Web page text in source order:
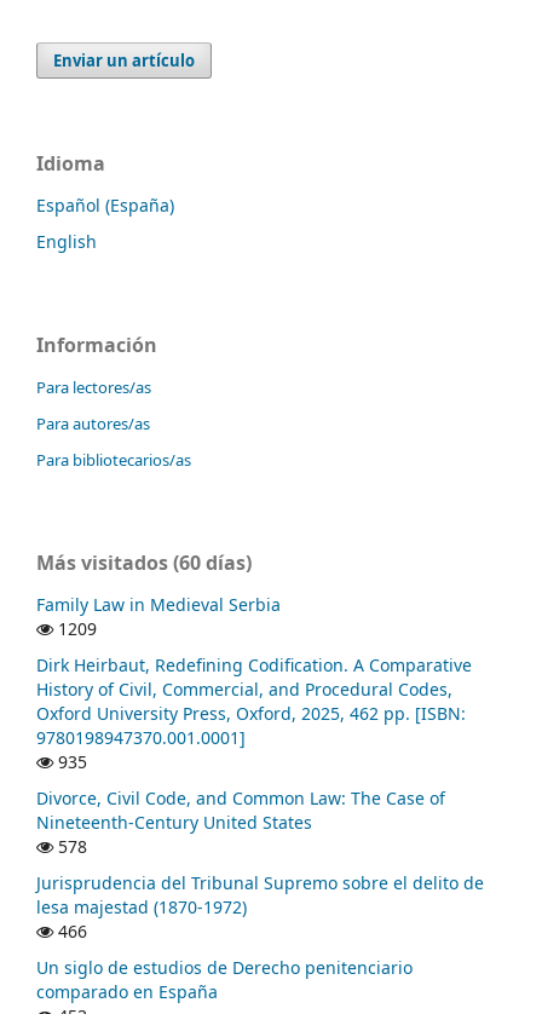
Enviar un artículo
Idioma
Español (España)
English
Información
Para lectores/as
Para autores/as
Para bibliotecarios/as
Más visitados (60 días)
Family Law in Medieval Serbia
1209
Dirk Heirbaut, Redefining Codification. A Comparative
History of Civil, Commercial, and Procedural Codes,
Oxford University Press, Oxford, 2025, 462 pp. [ISBN:
9780198947370.001.0001]
935
Divorce, Civil Code, and Common Law: The Case of
Nineteenth-Century United States
578
Jurisprudencia del Tribunal Supremo sobre el delito de
lesa majestad (1870-1972)
466
Un siglo de estudios de Derecho penitenciario
comparado en España